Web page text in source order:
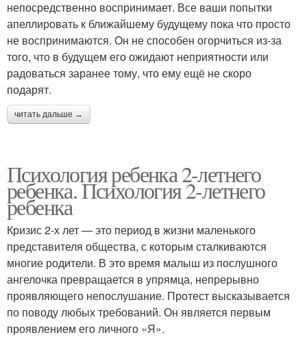
непосредственно воспринимает. Все ваши попытки
апеллировать к ближайшему будущему пока что просто
не воспринимаются. Он не способен огорчиться из-за
того, что в будущем его ожидают неприятности или
радоваться заранее тому, что ему ещё не скоро
подарят.
читать дальше →
Психология ребенка 2-летнего
ребенка. Психология 2-летнего
ребенка
Кризис 2-х лет — это период в жизни маленького
представителя общества, с которым сталкиваются
многие родители. В это время малыш из послушного
ангелочка превращается в упрямца, непрерывно
проявляющего непослушание. Протест высказывается
по поводу любых требований. Он является первым
проявлением его личного «Я».